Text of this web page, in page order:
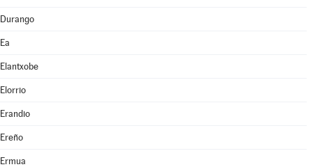
Durango
Ea
Elantxobe
Elorrio
Erandio
Ereño
Ermua